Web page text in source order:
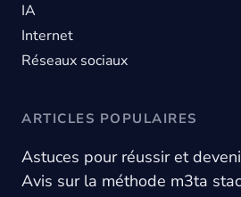
IA
Internet
Réseaux sociaux
ARTICLES POPULAIRES
Astuces pour réussir et
Avis sur la méthode m3ta